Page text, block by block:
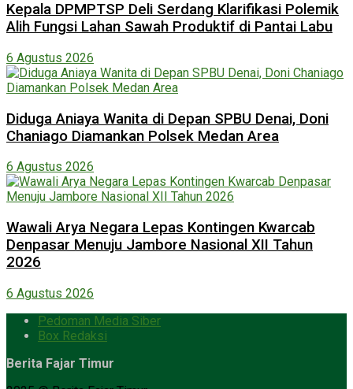
Kepala DPMPTSP Deli Serdang Klarifikasi Polemik
Alih Fungsi Lahan Sawah Produktif di Pantai Labu
6 Agustus 2026
Diduga Aniaya Wanita di Depan SPBU Denai, Doni
Chaniago Diamankan Polsek Medan Area
6 Agustus 2026
Wawali Arya Negara Lepas Kontingen Kwarcab
Denpasar Menuju Jambore Nasional XII Tahun
2026
6 Agustus 2026
Pedoman Media Siber
Box Redaksi
Berita Fajar Timur